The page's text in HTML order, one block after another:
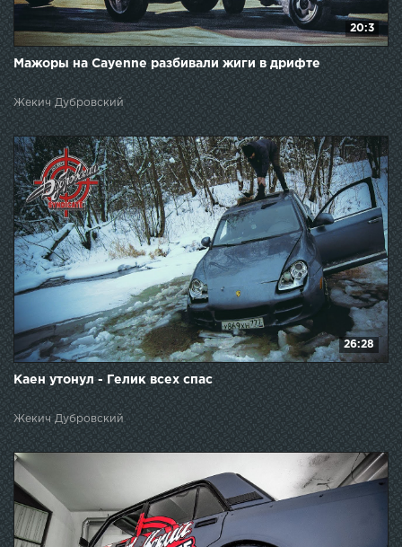
20:3
Мажоры на Cayenne разбивали жиги в дрифте
Жекич Дубровский
26:28
Каен утонул - Гелик всех спас
Жекич Дубровский